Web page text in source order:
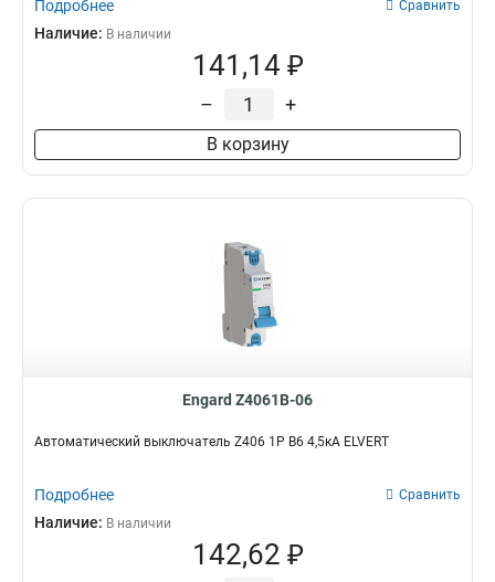
Подробнее Сравнить
Наличие: В наличии
141,14 ₽
– +
В корзину
Engard Z4061B-06
Автоматический выключатель Z406 1Р B6 4,5кА ELVERT
Подробнее Сравнить
Наличие: В наличии
142,62 ₽